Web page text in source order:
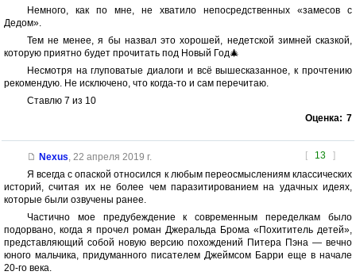
Немного, как по мне, не хватило непосредственных «замесов с
Дедом».
Тем не менее, я бы назвал это хорошей, недетской зимней сказкой,
которую приятно будет прочитать под Новый Год🎄
Несмотря на глуповатые диалоги и всё вышесказанное, к прочтению
рекомендую. Не исключено, что когда-то и сам перечитаю.
Ставлю 7 из 10
Оценка: 7
[ 13 ]
Nexus, 22 апреля 2019 г.
Я всегда с опаской относился к любым переосмыслениям классических
историй, считая их не более чем паразитированием на удачных идеях,
которые были озвучены ранее.
Частично мое предубеждение к современным переделкам было
подорвано, когда я прочел роман Джеральда Брома «Похититель детей»,
представляющий собой новую версию похождений Питера Пэна — вечно
юного мальчика, придуманного писателем Джеймсом Барри еще в начале
20-го века.